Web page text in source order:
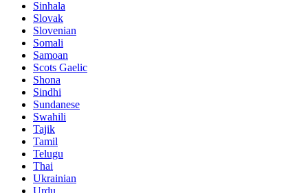
Sinhala
Slovak
Slovenian
Somali
Samoan
Scots Gaelic
Shona
Sindhi
Sundanese
Swahili
Tajik
Tamil
Telugu
Thai
Ukrainian